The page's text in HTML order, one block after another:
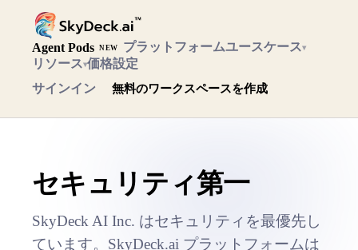
Agent Pods NEW プラットフォームユースケース▾
リソース▾価格設定
サインイン
無料のワークスペースを作成
セキュリティ第一
SkyDeck AI Inc. はセキュリティを最優先し
ています。SkyDeck.ai プラットフォームは